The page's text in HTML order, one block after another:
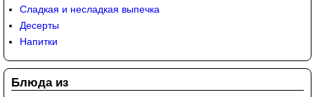
Сладкая и несладкая выпечка
Десерты
Напитки
Блюда из